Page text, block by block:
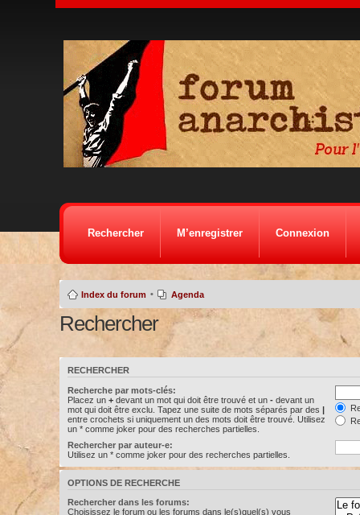
Rechercher M’enregistrer Connexion
Index du forum • Agenda
Rechercher
RECHERCHER
Recherche par mots-clés:
Placez un +devant un mot qui doit être trouvé et un -devant un
mot qui doit être exclu. Tapez une suite de mots séparés par des |
entre crochets si uniquement un des mots doit être trouvé. Utilisez
un * comme joker pour des recherches partielles.
Rechercher par auteur-e:
Utilisez un * comme joker pour des recherches partielles.
OPTIONS DE RECHERCHE
Rechercher dans les forums:
Choisissez le forum ou les forums dans le(s)quel(s) vous